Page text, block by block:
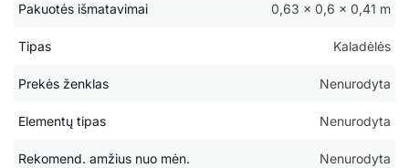
Pakuotės išmatavimai 0,63 × 0,6 × 0,41 m
Tipas Kaladėlės
Prekės ženklas Nenurodyta
Elementų tipas Nenurodyta
Rekomend. amžius nuo mėn. Nenurodyta